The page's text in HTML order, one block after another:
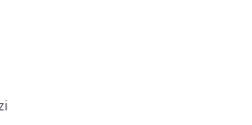
Kampanya fırsatını kaçırma!